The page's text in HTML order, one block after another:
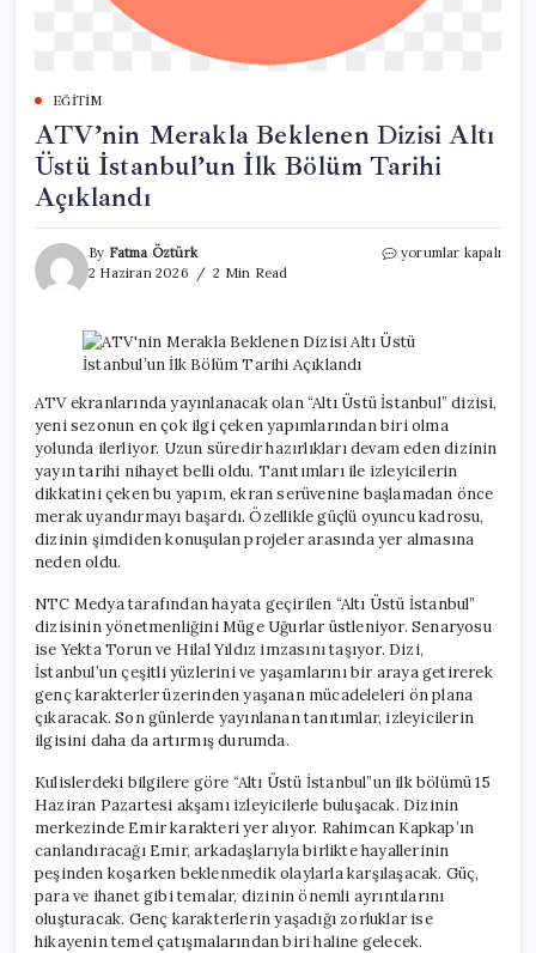
EĞITIM
ATV’nin Merakla Beklenen Dizisi Altı
Üstü İstanbul’un İlk Bölüm Tarihi
Açıklandı
By Fatma Öztürk
2 Haziran 2026
2 Min Read
ATV’nin
Altı
Üstü
Bölüm
Tarihi
Açıklandı
için
yorumlar kapalı
ATV ekranlarında yayınlanacak olan “Altı Üstü İstanbul” dizisi,
yeni sezonun en çok ilgi çeken yapımlarından biri olma
yolunda ilerliyor. Uzun süredir hazırlıkları devam eden dizinin
yayın tarihi nihayet belli oldu. Tanıtımları ile izleyicilerin
dikkatini çeken bu yapım, ekran serüvenine başlamadan önce
merak uyandırmayı başardı. Özellikle güçlü oyuncu kadrosu,
dizinin şimdiden konuşulan projeler arasında yer almasına
neden oldu.
NTC Medya tarafından hayata geçirilen “Altı Üstü İstanbul”
dizisinin yönetmenliğini Müge Uğurlar üstleniyor. Senaryosu
ise Yekta Torun ve Hilal Yıldız imzasını taşıyor. Dizi,
İstanbul’un çeşitli yüzlerini ve yaşamlarını bir araya getirerek
genç karakterler üzerinden yaşanan mücadeleleri ön plana
çıkaracak. Son günlerde yayınlanan tanıtımlar, izleyicilerin
ilgisini daha da artırmış durumda.
Kulislerdeki bilgilere göre “Altı Üstü İstanbul”un ilk bölümü 15
Haziran Pazartesi akşamı izleyicilerle buluşacak. Dizinin
merkezinde Emir karakteri yer alıyor. Rahimcan Kapkap’ın
canlandıracağı Emir, arkadaşlarıyla birlikte hayallerinin
peşinden koşarken beklenmedik olaylarla karşılaşacak. Güç,
para ve ihanet gibi temalar, dizinin önemli ayrıntılarını
oluşturacak. Genç karakterlerin yaşadığı zorluklar ise
hikayenin temel çatışmalarından biri haline gelecek.